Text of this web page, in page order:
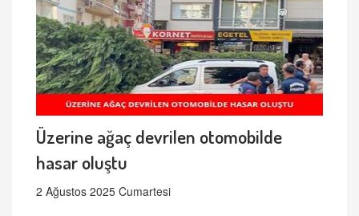
Üzerine ağaç devrilen otomobilde
hasar oluştu
2 Ağustos 2025 Cumartesi